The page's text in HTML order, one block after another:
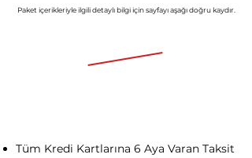
Paket içerikleriyle ilgili detaylı bilgi içinsayfayı aşağı doğru kaydır.
167.980 TL
Tüm Kredi Kartlarına 6 Aya Varan Taksit